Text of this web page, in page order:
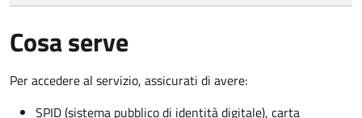
Cosa serve
Per accedere al servizio, assicurati di avere:
SPID (sistema pubblico di identità digitale), carta